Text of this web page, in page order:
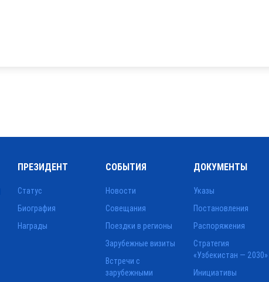
ПРЕЗИДЕНТ
Статус
Биография
Награды
СОБЫТИЯ
Новости
Совещания
Поездки в регионы
Зарубежные визиты
Встречи с
зарубежными
ДОКУМЕНТЫ
Указы
Постановления
Распоряжения
Стратегия
«Узбекистан — 2030»
Инициативы